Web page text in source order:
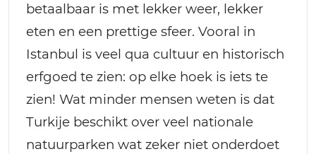
betaalbaar is met lekker weer, lekker
eten en een prettige sfeer. Vooral in
Istanbul is veel qua cultuur en historisch
erfgoed te zien: op elke hoek is iets te
zien! Wat minder mensen weten is dat
Turkije beschikt over veel nationale
natuurparken wat zeker niet onderdoet